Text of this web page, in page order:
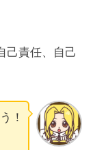
己責任、自己
！